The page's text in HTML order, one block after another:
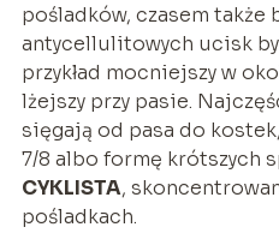
pośladków, czasem także
antycellulitowych ucisk
przykład mocniejszy w
lżejszy przy pasie.
sięgają od pasa do
7/8 albo formę krótszych
CYKLISTA,
pośladkach.